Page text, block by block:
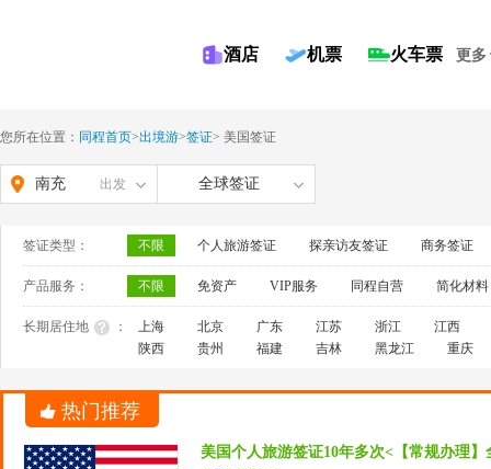
酒店 机票 火车票 更多
您所在位置： 同程首页>出境游>签证> 美国签证
南充 出发 全球签证
签证类型： 不限 个人旅游签证 探亲访友签证 商务签证
产品服务： 不限 免资产 VIP服务 同程自营 简化材料
长期居住地 ： 上海 北京 广东 江苏 浙江
江西
陕西
贵州 福建 吉林 黑龙江 重庆
热门推荐
美国个人旅游签证10年多次<【常规办理